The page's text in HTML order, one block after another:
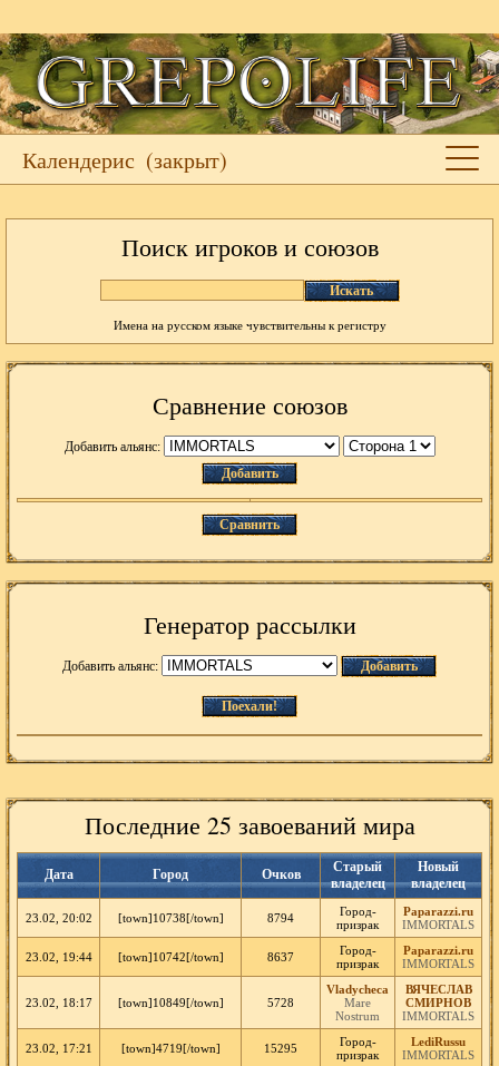
Календерис (закрыт)
Поиск игроков и союзов
Искать
Имена на русском языке чувствительны к регистру
Сравнение союзов
Добавить альянс:
Добавить
Сравнить
Генератор рассылки
Добавить альянс: Добавить
Поехали!
Последние 25 завоеваний мира
Дата Город Очков
Старый
владелец
Новый
владелец
23.02, 20:02 [town]10738[/town] 8794
Город-
призрак
Paparazzi.ru
IMMORTALS
23.02, 19:44 [town]10742[/town] 8637
Город-
призрак
Paparazzi.ru
IMMORTALS
23.02, 18:17 [town]10849[/town] 5728
Vladycheca
Mare
Nostrum
ВЯЧЕСЛАВ
СМИРНОВ
IMMORTALS
23.02, 17:21 [town]4719[/town] 15295
Город-
призрак
LediRussu
IMMORTALS